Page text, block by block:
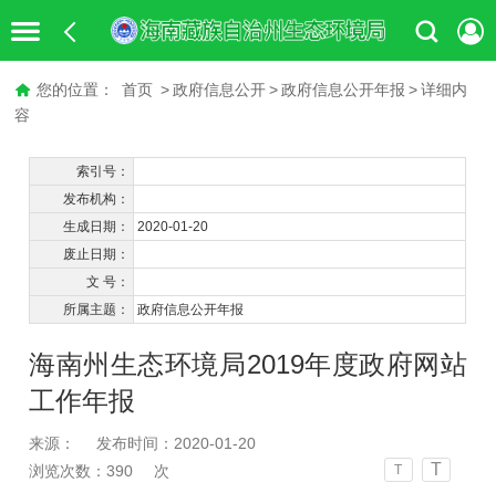
您的位置： 首页 > 政府信息公开 > 政府信息公开年报 > 详细内
容
索引号：
发布机构：
生成日期：
2020-01-20
废止日期：
文 号：
所属主题：
政府信息公开年报
海南州生态环境局2019年度政府网站
工作年报
来源：
发布时间：2020-01-20
浏览次数：390 次 T T